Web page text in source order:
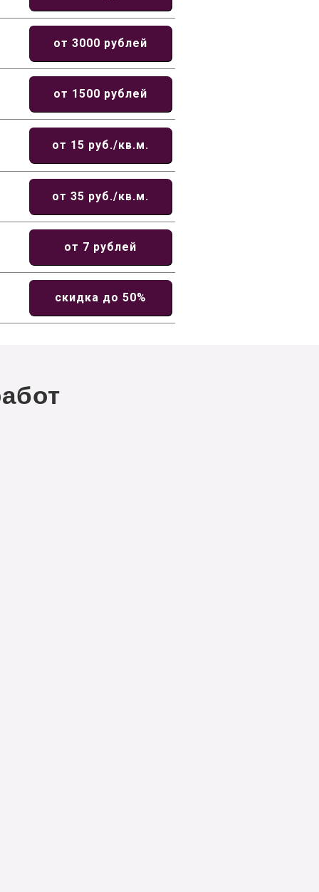
от 3000 рублей
от 1500 рублей
от 15 руб./кв.м.
от 35 руб./кв.м.
от 7 рублей
скидка до 50%